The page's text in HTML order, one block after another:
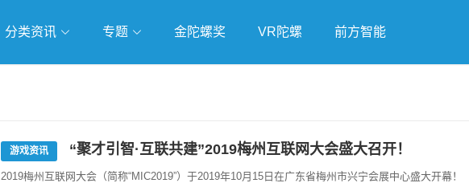
分类资讯 专题 金陀螺奖 VR陀螺 前方智能
游戏资讯 “聚才引智·互联共建”2019梅州互联网大会盛大召开！
2019梅州互联网大会（简称“MIC2019”）于2019年10月15日在广东省梅州市兴宁会展中心盛大开幕！